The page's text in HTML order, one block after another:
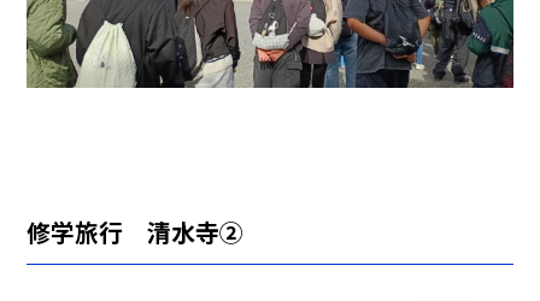
修学旅行 清水寺②